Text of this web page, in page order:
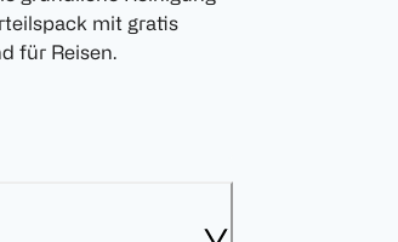
mit gratis
für Reisen.